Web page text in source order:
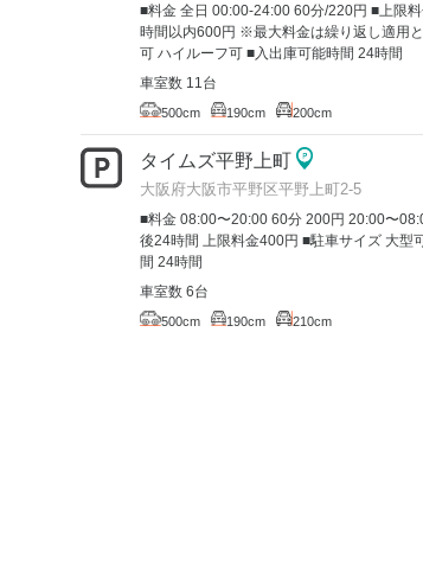
■料金 全日 00:00-24:00 60分/220円 ■上限
時間以内600円 ※最大料金は繰り返し適用
可 ハイルーフ可 ■入出庫可能時間 24時間
車室数 11台
500cm 190cm 200cm
タイムズ平野上町
大阪府大阪市平野区平野上町2-5
■料金 08:00〜20:00 60分 200円 20:00〜
後24時間 上限料金400円 ■駐車サイズ 大型
間 24時間
車室数 6台
500cm 190cm 210cm